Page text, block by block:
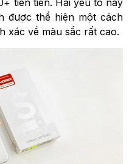
được thể hiện một cách
xác về màu sắc rất cao.